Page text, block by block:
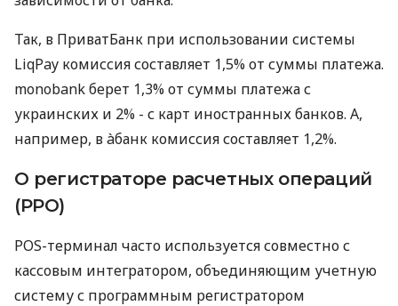
Так, в ПриватБанк при использовании системы
LiqPay комиссия составляет 1,5% от суммы платежа.
monobank берет 1,3% от суммы платежа с
украинских и 2% - с карт иностранных банков. А,
например, в àбанк комиссия составляет 1,2%.
О регистраторе расчетных операций
(РРО)
POS-терминал часто используется совместно с
кассовым интегратором, объединяющим учетную
систему с программным регистратором